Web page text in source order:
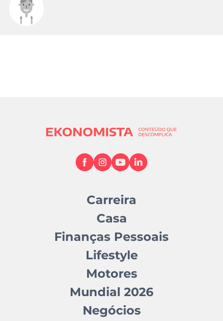
Carreira
Casa
Finanças Pessoais
Lifestyle
Motores
Mundial 2026
Negócios